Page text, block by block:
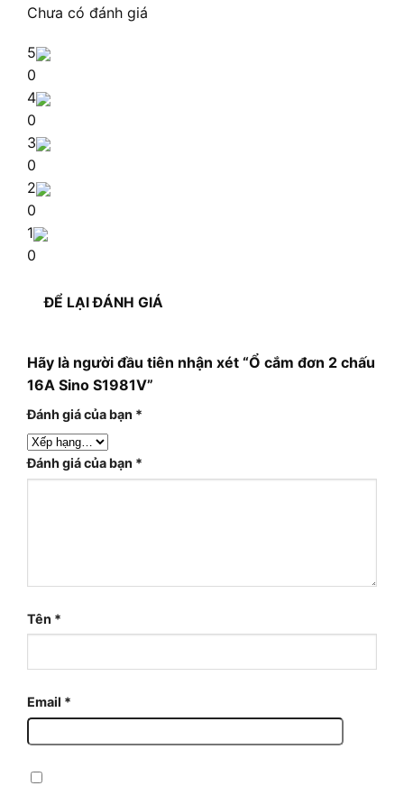
Chưa có đánh giá
5
0
4
0
3
0
2
0
1
0
ĐỂ LẠI ĐÁNH GIÁ
Hãy là người đầu tiên nhận xét “Ổ cắm đơn 2 chấu
16A Sino S1981V”
Đánh giá của bạn *
Đánh giá của bạn *
Tên *
Email *